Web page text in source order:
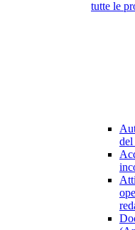
tutte le